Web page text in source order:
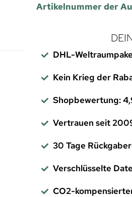
Artikelnummer der
DHL-
Kein Krieg der
Shopbewertung:
Vertrauen seit
30 Tage
Verschlüsselte
CO2-